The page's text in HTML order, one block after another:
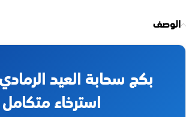
الوصف
بكج سحابة العيد
استرخاء متكامل